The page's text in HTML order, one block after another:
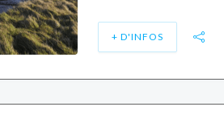
+ D'INFOS